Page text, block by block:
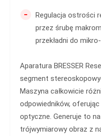
-
Regulacja ostrości
przez śrubę
przekładni do
Aparatura BRESSER
segment
Maszyna całkowicie
odpowiedników,
optyczne. Generuje to
trójwymiarowy obraz z